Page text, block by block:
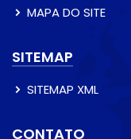
MAPA DO SITE
SITEMAP
SITEMAP XML
CONTATO